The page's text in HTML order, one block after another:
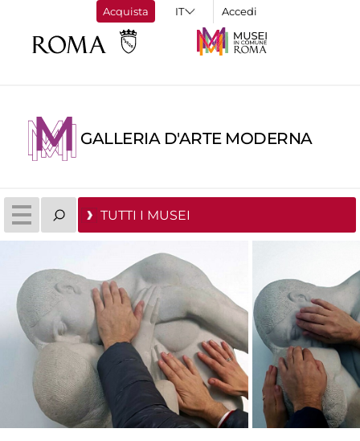
Acquista Accedi
GALLERIA D'ARTE MODERNA
TUTTI I MUSEI